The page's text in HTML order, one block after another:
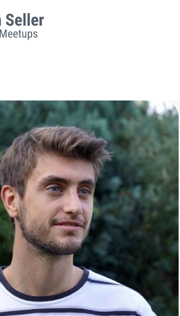
to find results